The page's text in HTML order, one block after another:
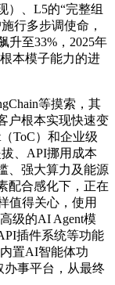
）、L5的“完整组
行多步调使命，
升至33%，2025年
本模子能力的进
等摸索，其
户根本实现快速变
ToC）和企业级
、API挪用成本
、强大算力及能源
配合感化下，正在
值得关心，使用
级的AI Agent模
插件系统等功能
置AI智能体功
办事平台，从最终